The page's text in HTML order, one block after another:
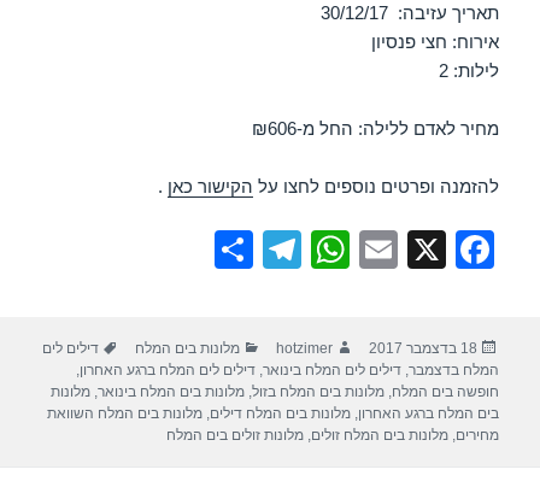
תאריך עזיבה: 30/12/17
אירוח: חצי פנסיון
לילות: 2
מחיר לאדם ללילה: החל מ-₪606
להזמנה ופרטים נוספים לחצו על הקישור כאן .
F
e
b
o
X
E
W
s
A
p
T
gr
a
m
e
פורסם
בתאריך
18 בדצמבר 2017 מחבר
hotzimer קטגוריות
מלונות בים המלח תגיות
דילים לים
המלח בדצמבר,דילים לים המלח בינואר,דילים לים המלח ברגע האחרון,
חופשה בים המלח,מלונות בים המלח בזול,מלונות בים המלח בינואר,מלונות
בים המלח ברגע האחרון,מלונות בים המלח דילים,מלונות בים המלח השוואת
מחירים,מלונות בים המלח זולים,מלונות זולים בים המלח